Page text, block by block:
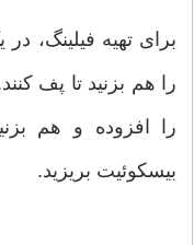
برای تهیه فیلینگ،
را هم بزنید تا پف
را افزوده و هم
بیسکوئیت بریزید.